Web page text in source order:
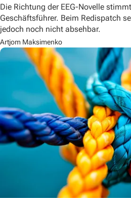
Die Richtung der EEG-Novelle
Geschäftsführer. Beim Redispatch
jedoch noch nicht absehbar.
Artjom Maksimenko